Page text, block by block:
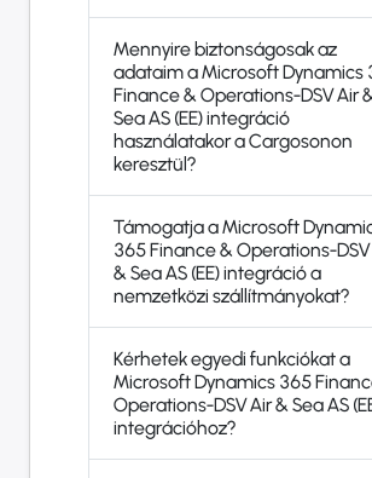
Mennyire biztonságosak az
adataim a Microsoft Dynamics
Finance & Operations-DSV Air
Sea AS (EE) integráció
használatakor a Cargosonon
keresztül?
Támogatja a Microsoft
365 Finance & Operations-DSV
& Sea AS (EE) integráció a
nemzetközi szállítmányokat?
Kérhetek egyedi funkciókat a
Microsoft Dynamics 365
Operations-DSV Air & Sea AS
integrációhoz?